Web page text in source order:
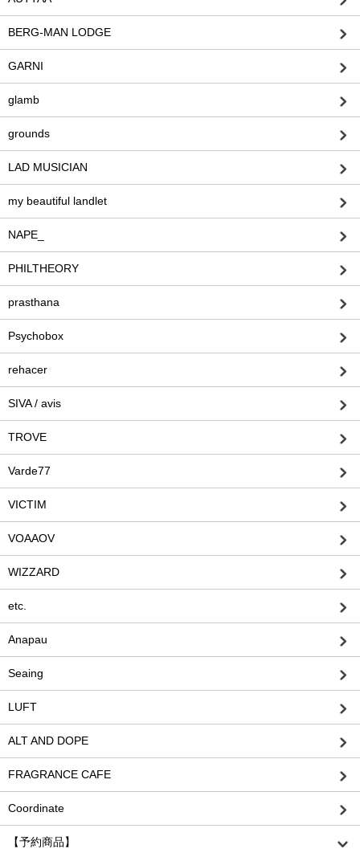
BERG-MAN LODGE
GARNI
glamb
grounds
LAD MUSICIAN
my beautiful landlet
NAPE_
PHILTHEORY
prasthana
Psychobox
rehacer
SIVA / avis
TROVE
Varde77
VICTIM
VOAAOV
WIZZARD
etc.
Anapau
Seaing
LUFT
ALT AND DOPE
FRAGRANCE CAFE
Coordinate
【予約商品】